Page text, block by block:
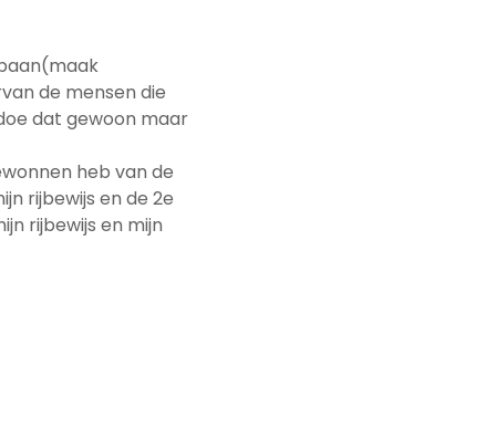
de mensen die
dat gewoon maar
heb van de
rijbewijs en de 2e
rijbewijs en mijn